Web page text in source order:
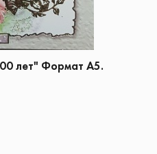
лет" Формат А5.